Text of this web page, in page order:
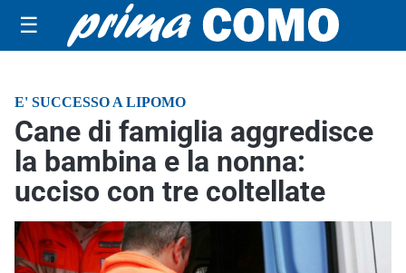
☰
E' SUCCESSO A LIPOMO
Cane di famiglia aggredisce
la bambina e la nonna:
ucciso con tre coltellate